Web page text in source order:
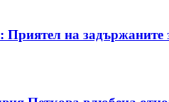
Приятел на задържаните